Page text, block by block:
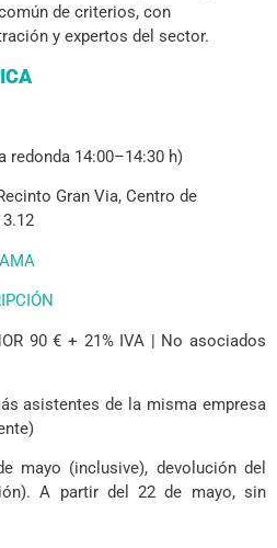
de criterios, con
y expertos del sector.
redonda 14:00–14:30 h)
Gran Via, Centro de
90 € + 21% IVA | No asociados
asistentes de la misma empresa
mayo (inclusive), devolución del
A partir del 22 de mayo, sin